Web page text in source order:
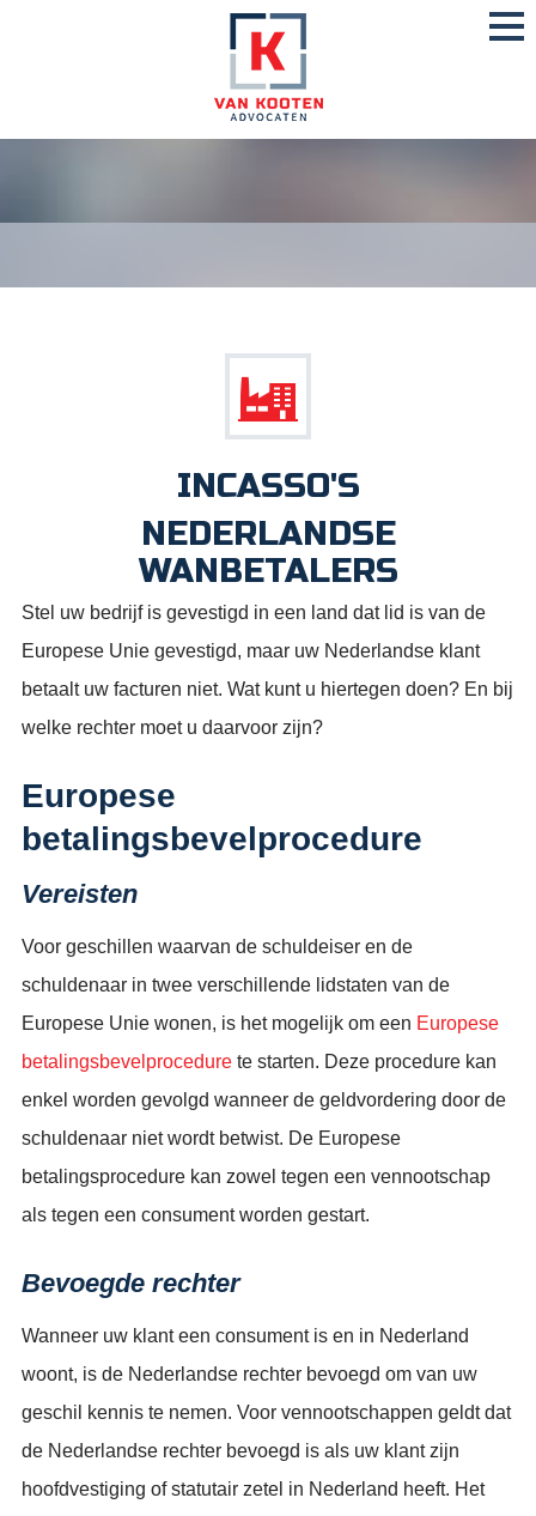
INCASSO'S
NEDERLANDSE
WANBETALERS
Stel uw bedrijf is gevestigd in een land dat lid is van de
Europese Unie gevestigd, maar uw Nederlandse klant
betaalt uw facturen niet. Wat kunt u hiertegen doen? En bij
welke rechter moet u daarvoor zijn?
Europese
betalingsbevelprocedure
Vereisten
Voor geschillen waarvan de schuldeiser en de
schuldenaar in twee verschillende lidstaten van de
Europese Unie wonen, is het mogelijk om een Europese
betalingsbevelprocedure te starten. Deze procedure kan
enkel worden gevolgd wanneer de geldvordering door de
schuldenaar niet wordt betwist. De Europese
betalingsprocedure kan zowel tegen een vennootschap
als tegen een consument worden gestart.
Bevoegde rechter
Wanneer uw klant een consument is en in Nederland
woont, is de Nederlandse rechter bevoegd om van uw
geschil kennis te nemen. Voor vennootschappen geldt dat
de Nederlandse rechter bevoegd is als uw klant zijn
hoofdvestiging of statutair zetel in Nederland heeft. Het